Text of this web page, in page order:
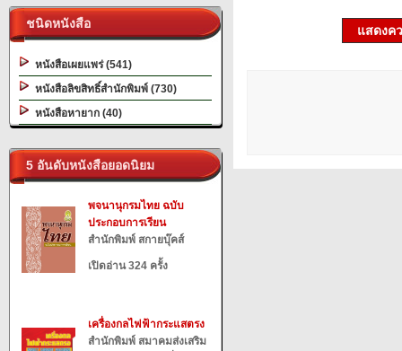
ชนิดหนังสือ
หนังสือเผยแพร่ (541)
หนังสือลิขสิทธิ์สำนักพิมพ์ (730)
หนังสือหายาก (40)
5 อันดับหนังสือยอดนิยม
พจนานุกรมไทย ฉบับ
ประกอบการเรียน
สำนักพิมพ์ สกายบุ๊คส์
เปิดอ่าน 324 ครั้ง
เครื่องกลไฟฟ้ากระแสตรง
สำนักพิมพ์ สมาคมส่งเสริม
แสดงค